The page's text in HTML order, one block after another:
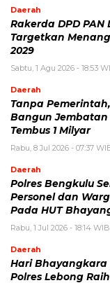
Daerah
Rakerda DPD PAN
Targetkan
2029
Sabtu, 1 Agu 2026 - 18:53
Daerah
Tanpa
Bangun
Tembus 1 Milyar
Rabu, 8 Jul 2026 - 07:37
Daerah
Polres Bengkulu
Personel dan
Pada HUT
Rabu, 1 Jul 2026 - 18:14 WIB
Daerah
Hari Bhayangkara
Polres Lebong